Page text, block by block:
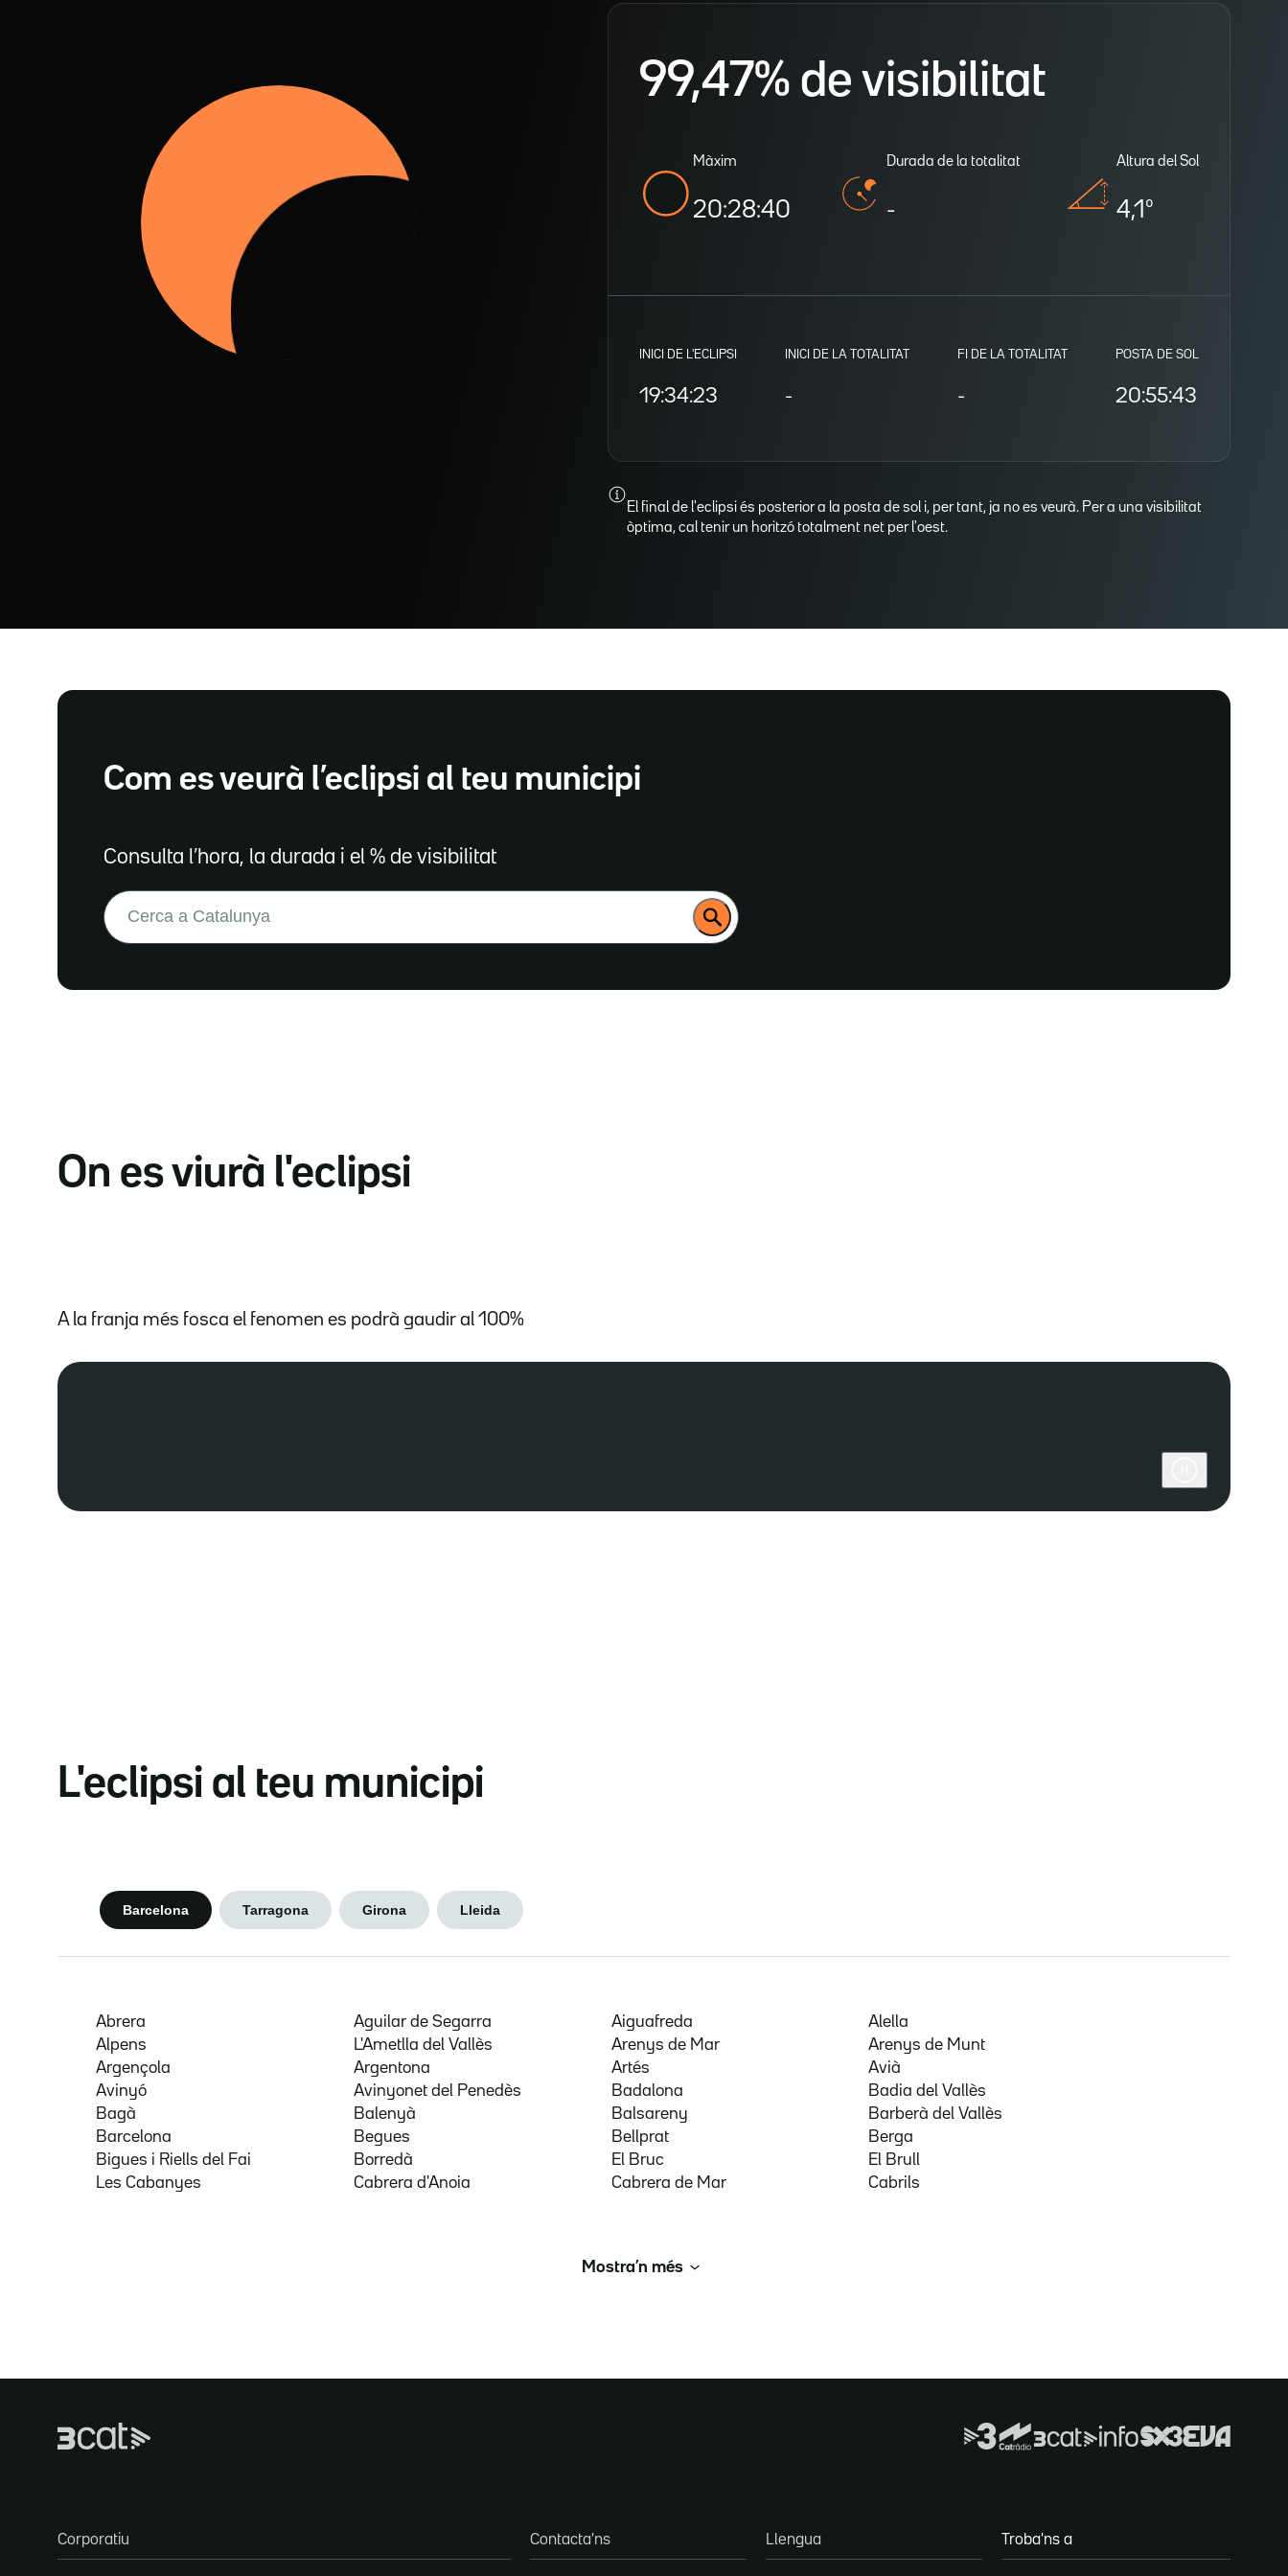
99,47% de visibilitat
Màxim
20:28:40
Durada de la totalitat
-
Altura del Sol
4,1º
INICI DE L'ECLIPSI
19:34:23
INICI DE LA TOTALITAT
-
FI DE LA TOTALITAT
-
POSTA DE SOL
20:55:43
El final de l'eclipsi és posterior a la posta de sol i, per tant, ja no es veurà. Per a una visibilitat
òptima, cal tenir un horitzó totalment net per l'oest.
Com es veurà l’eclipsi al teu municipi
Consulta l’hora, la durada i el % de visibilitat
Buscar:
On es viurà l'eclipsi
A la franja més fosca el fenomen es podrà gaudir al 100%
L'eclipsi al teu municipi
Barcelona Tarragona Girona Lleida
Abrera Aguilar de Segarra Aiguafreda
Alella
Alpens
L'Ametlla del Vallès Arenys de Mar
Arenys de Munt
Argençola
Argentona Artés
Avià
Avinyó
Avinyonet del Penedès Badalona
Badia del Vallès
Bagà
Balenyà Balsareny
Barberà del Vallès
Barcelona
Begues Bellprat
Berga
Bigues i Riells del Fai
Borredà El Bruc
El Brull
Les Cabanyes
Cabrera d'Anoia Cabrera de Mar Cabrils
Mostra’n més
Corporatiu Contacta'ns Llengua Troba'ns a